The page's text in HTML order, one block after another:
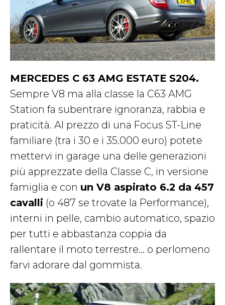
MERCEDES C 63 AMG ESTATE S204.
Sempre V8 ma alla classe la C63 AMG
Station fa subentrare ignoranza, rabbia e
praticità. Al prezzo di una Focus ST-Line
familiare (tra i 30 e i 35.000 euro) potete
mettervi in garage una delle generazioni
più apprezzate della Classe C, in versione
famiglia e con un V8 aspirato 6.2 da 457
cavalli (o 487 se trovate la Performance),
interni in pelle, cambio automatico, spazio
per tutti e abbastanza coppia da
rallentare il moto terrestre… o perlomeno
farvi adorare dal gommista.